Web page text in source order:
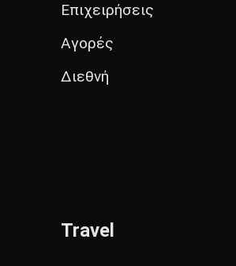
Επιχειρήσεις
Αγορές
Διεθνή
Travel